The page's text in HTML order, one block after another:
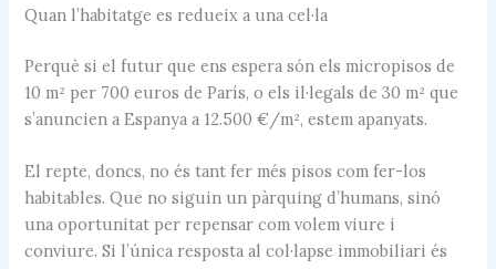
Quan l’habitatge es redueix a una cel·la
Perquè si el futur que ens espera són els micropisos de
10 m² per 700 euros de París, o els il·legals de 30 m² que
s’anuncien a Espanya a 12.500 €/m², estem apanyats.
El repte, doncs, no és tant fer més pisos com fer-los
habitables. Que no siguin un pàrquing d’humans, sinó
una oportunitat per repensar com volem viure i
conviure. Si l’única resposta al col·lapse immobiliari és